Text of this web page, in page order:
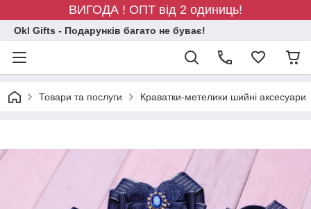
ВИГОДА ! ОПТ від 2 одиниць!
Okl Gifts - Подарунків багато не буває!
Товари та послуги Краватки-метелики шийні аксесуари